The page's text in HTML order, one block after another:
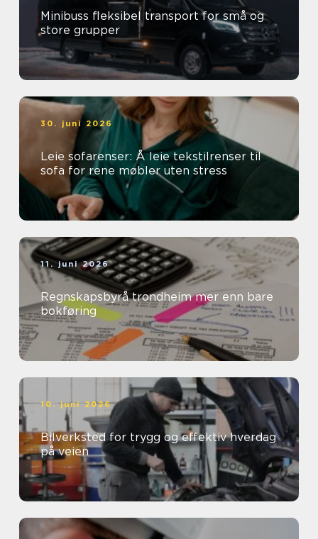
Minibuss fleksibel transport for små og
store grupper
30. juni 2026
Leie sofarenser: Å leie tekstilrenser til
sofa for rene møbler uten stress
11. juni 2026
Regnskapsbyrå trondheim mer enn bare
bokføring
10. juni 2026
Bilverksted for trygg og effektiv hverdag
på veien